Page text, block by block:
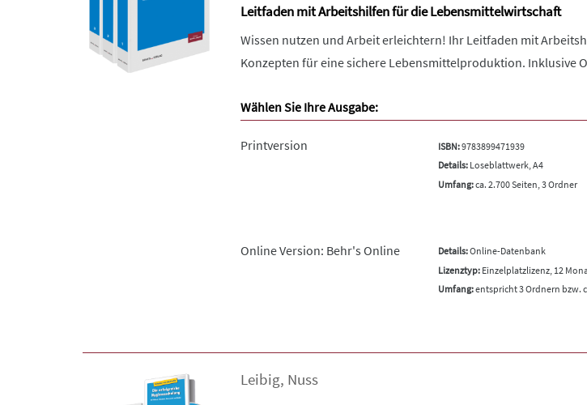
Leitfaden mit Arbeitshilfen für die Lebensmittelwirtschaft
Wissen nutzen und Arbeit erleichtern! Ihr Leitfaden mit
Konzepten für eine sichere Lebensmittelproduktion. Inklusive
Wählen Sie Ihre Ausgabe:
Printversion ISBN:9783899471939
Details:Loseblattwerk, A4
Umfang:ca. 2.700 Seiten, 3 Ordner
Online Version: Behr's Online Details:Online-Datenbank
Lizenztyp:Einzelplatzlizenz, 12
Umfang:entspricht 3 Ordnern bzw.
Leibig, Nuss